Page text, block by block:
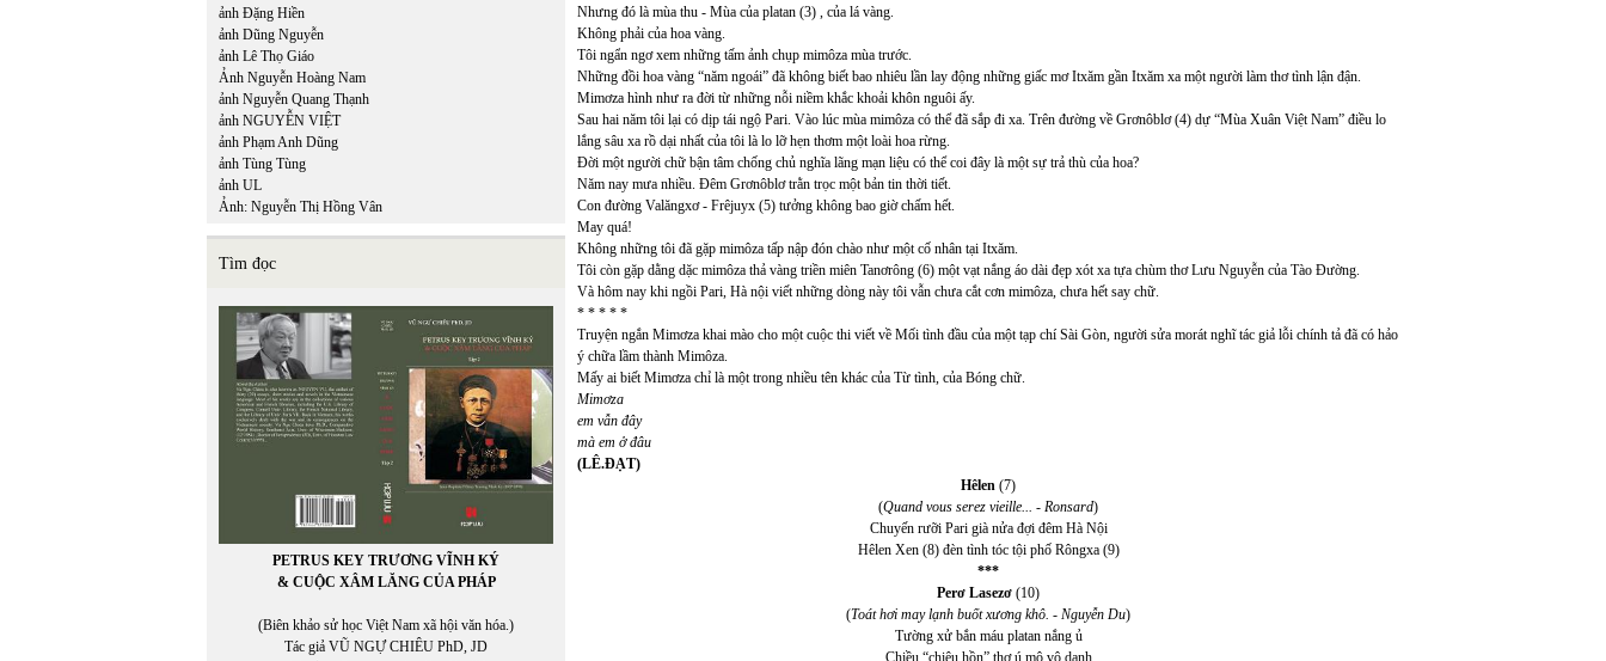
ảnh Đặng Hiền
ảnh Dũng Nguyễn
ảnh Lê Thọ Giáo
Ảnh Nguyễn Hoàng Nam
ảnh Nguyễn Quang Thạnh
ảnh NGUYỄN VIỆT
ảnh Phạm Anh Dũng
ảnh Tùng Tùng
ảnh UL
Ảnh: Nguyễn Thị Hồng Vân
Tìm đọc
PETRUS KEY TRƯƠNG VĨNH KÝ
& CUỘC XÂM LĂNG CỦA PHÁP
(Biên khảo sử học Việt Nam xã hội văn hóa.)
Tác giả VŨ NGỰ CHIÊU PhD, JD
Nhưng đó là mùa thu - Mùa của platan (3) , của lá vàng.
Không phải của hoa vàng.
Tôi ngẩn ngơ xem những tấm ảnh chụp mimôza mùa trước.
Những đồi hoa vàng “năm ngoái” đã không biết bao nhiêu lần lay động những giấc mơ Itxăm gần Itxăm xa một người làm thơ tình lận đận.
Mimơza hình như ra đời từ những nỗi niềm khắc khoải khôn nguôi ấy.
Sau hai năm tôi lại có dịp tái ngộ Pari. Vào lúc mùa mimôza có thể đã sắp đi xa. Trên đường về Grơnôblơ (4) dự “Mùa Xuân Việt Nam” điều lo
lắng sâu xa rồ dại nhất của tôi là lo lỡ hẹn thơm một loài hoa rừng.
Đời một người chữ bận tâm chống chủ nghĩa lãng mạn liệu có thể coi đây là một sự trả thù của hoa?
Năm nay mưa nhiều. Đêm Grơnôblơ trằn trọc một bản tin thời tiết.
Con đường Valăngxơ - Frêjuyx (5) tưởng không bao giờ chấm hết.
May quá!
Không những tôi đã gặp mimôza tấp nập đón chào như một cố nhân tại Itxăm.
Tôi còn gặp dằng dặc mimôza thả vàng triền miên Tanơrông (6) một vạt nắng áo dài đẹp xót xa tựa chùm thơ Lưu Nguyễn của Tào Đường.
Và hôm nay khi ngồi Pari, Hà nội viết những dòng này tôi vẫn chưa cắt cơn mimôza, chưa hết say chữ.
* * * * *
Truyện ngắn Mimơza khai mào cho một cuộc thi viết về Mối tình đầu của một tạp chí Sài Gòn, người sửa morát nghĩ tác giả lỗi chính tả đã có hảo
ý chữa lầm thành Mimôza.
Mấy ai biết Mimơza chỉ là một trong nhiều tên khác của Từ tình, của Bóng chữ.
Mimơza
em vẫn đây
mà em ở đâu
(LÊ.ĐẠT)
Hêlen (7)
(Quand vous serez vieille... - Ronsard)
Chuyến rưỡi Pari già nửa đợi đêm Hà Nội
Hêlen Xen (8) đèn tình tóc tội phố Rôngxa (9)
***
Perơ Lasezơ (10)
(Toát hơi may lạnh buốt xương khô. - Nguyễn Du)
Tường xử bắn máu platan nắng ủ
Chiều “chiêu hồn” thơ ú mộ vô danh